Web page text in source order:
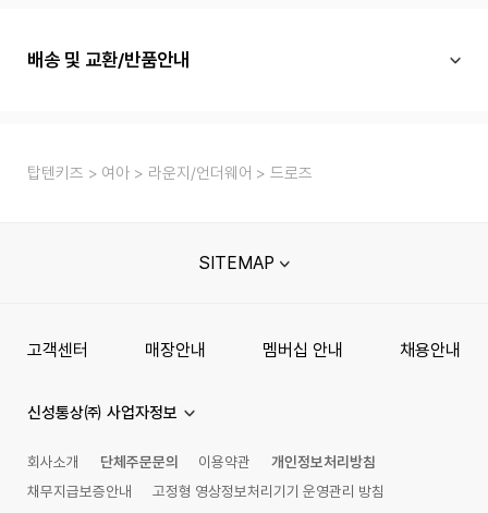
배송 및 교환/반품안내
탑텐키즈 여아 라운지/언더웨어 드로즈
SITEMAP
고객센터 매장안내 멤버십 안내 채용안내
신성통상㈜ 사업자정보
회사소개 단체주문문의 이용약관
개인정보처리방침
채무지급보증안내
고정형 영상정보처리기기 운영관리 방침